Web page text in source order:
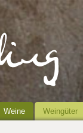
Weine Weingüter